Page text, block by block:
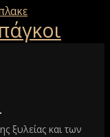
ξυλείας και των